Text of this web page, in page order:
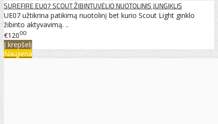
SUREFIRE EU07 SCOUT ŽIBINTUVĖLIO NUOTOLINIS JUNGIKLIS
UE07 užtikrina patikimą nuotolinį bet kurio Scout Light ginklo
žibinto aktyvavimą. ..
€12000
Į krepšelį
Naujiena